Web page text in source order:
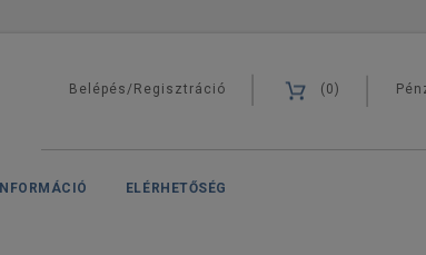
Belépés/Regisztráció (0)
INFORMÁCIÓ ELÉRHETŐSÉG